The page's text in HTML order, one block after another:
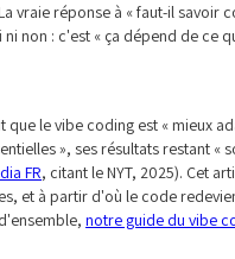
vraie réponse à « faut-il savoir
non : c'est « ça dépend de ce
le vibe coding est « mieux
», ses résultats restant «
FR, citant le NYT, 2025). Cet
et à partir d'où le code
notre guide du vibe